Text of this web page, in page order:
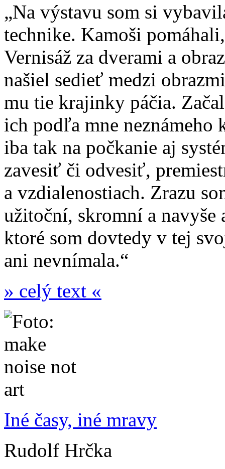
„Na výstavu som si
technike. Kamoši
Vernisáž za dverami a
našiel sedieť medzi
mu tie krajinky páčia.
ich podľa mne
iba tak na počkanie aj
zavesiť či odvesiť,
a vzdialenostiach. Zrazu
užitoční, skromní a
ktoré som dovtedy v tej
ani nevnímala.“
» celý text «
Iné časy, iné mravy
Rudolf Hrčka